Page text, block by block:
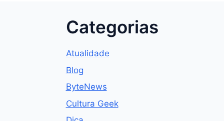
Categorias
Atualidade
Blog
ByteNews
Cultura Geek